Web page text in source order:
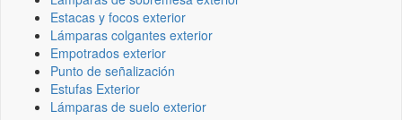
Estacas y focos exterior
Lámparas colgantes exterior
Empotrados exterior
Punto de señalización
Estufas Exterior
Lámparas de suelo exterior